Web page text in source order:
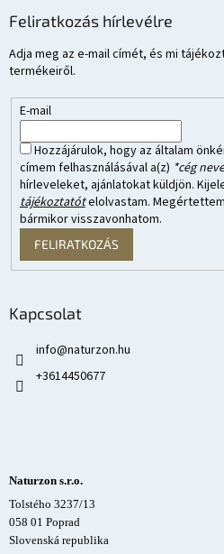
Feliratkozás hírlevélre
Adja meg az e-mail címét, és mi
termékeiről.
E-mail
Hozzájárulok, hogy az általam
címem felhasználásával a(z) *cég neve
hírleveleket, ajánlatokat küldjön.
tájékoztatótelolvastam.
bármikor visszavonhatom.
FELIRATKOZÁS
Kapcsolat
info@naturzon.hu
+3614450677
Naturzon s.r.o.
Tolstého 3237/13
058 01 Poprad
Slovenská republika